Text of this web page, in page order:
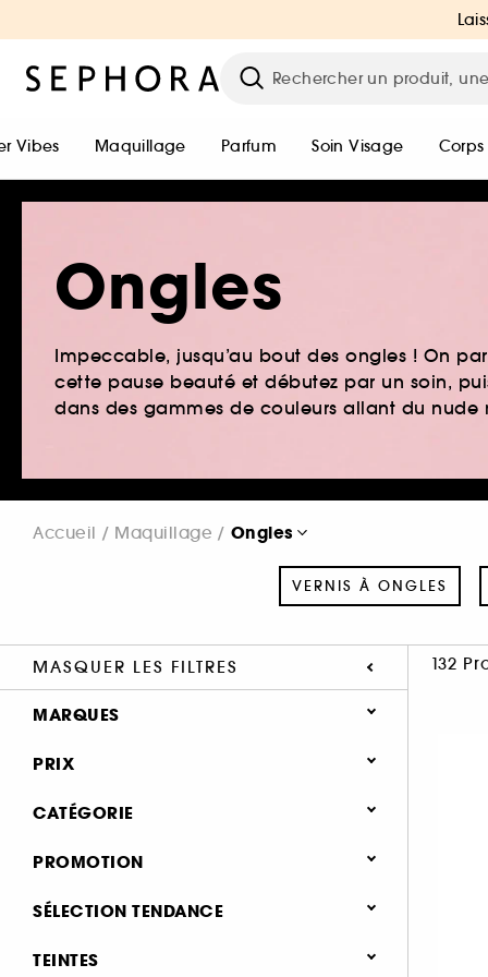
Vibes Maquillage Parfum Soin Visage Corps
Ongles
Impeccable, jusqu’au bout des ongles ! On
cette pause beauté et débutez par un soin,
dans des gammes de couleurs allant du
Accueil Maquillage Ongles
VERNIS À ONGLES
MASQUER LES FILTRES 132
MARQUES
CHANEL (2)
LE MINI MACARON (24)
PRIX
CATÉGORIE
Maquillage
Vernis à ongles (37)
Soin des ongles (47)
PROMOTION
0 (98)
25.1 (1)
SÉLECTION TENDANCE
Nouveauté (6)
TEINTES